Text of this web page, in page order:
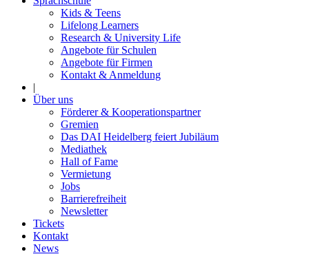
Kids & Teens
Lifelong Learners
Research & University Life
Angebote für Schulen
Angebote für Firmen
Kontakt & Anmeldung
|
Über uns
Förderer & Kooperationspartner
Gremien
Das DAI Heidelberg feiert Jubiläum
Mediathek
Hall of Fame
Vermietung
Jobs
Barrierefreiheit
Newsletter
Tickets
Kontakt
News